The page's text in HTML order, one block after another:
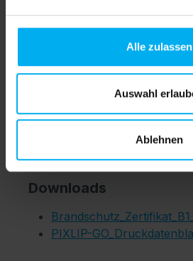
Alle zulassen
Auswahl
Ablehnen
Ihre Daten können Sie im
Downloads
PIXLIP-